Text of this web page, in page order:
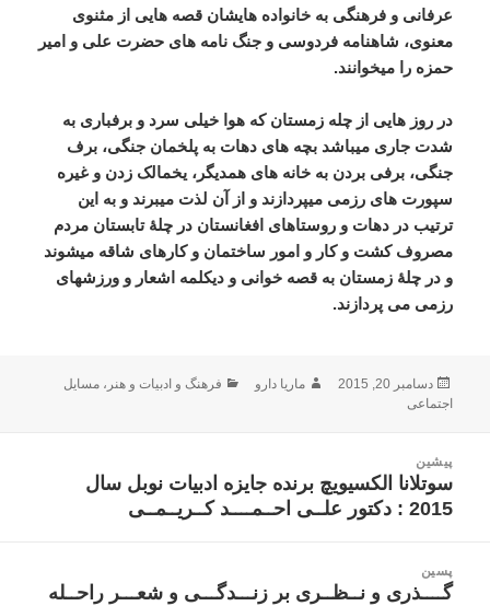
عرفانی و فرهنگی به خانواده هایشان قصه هایی از مثنوی
معنوی، شاهنامه فردوسی و جنگ نامه های حضرت علی و امیر
حمزه را میخوانند.
در روز هایی از چله زمستان که هوا خیلی سرد و برفباری به
شدت جاری میباشد بچه های دهات به پلخمان جنگی، برف
جنگی، برفی بردن به خانه های همدیگر، یخمالک زدن و غیره
سپورت های رزمی میپردازند و از آن لذت میبرند و به این
ترتیب در دهات و روستاهای افغانستان در چلۀ تابستان مردم
مصروف کشت و کار و امور ساختمان و کارهای شاقه میشوند
و در چلۀ زمستان به قصه خوانی و دیکلمه اشعار و ورزشهای
رزمی می پردازند.
ارسال
شده
دسامبر 20, 2015 نویسنده
ماریا دارو دسته‌ها
فرهنگ و ادبیات و هنر ،مسایل
اجتماعی
نوشتهپیشین
نوشته
قبلی:
سوتلانا الکسیویچ برنده جایزه ادبیات نوبل سال
2015 : دکتور علــی احــمــــد کــریــمــی
پسین
نوشته
گــــذری و نــظــری بر زنـــدگـــی و شعـــر راحــله